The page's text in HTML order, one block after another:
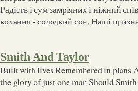
Радість і сум замріяних і ніжний
кохання - солодкий сон, Наші
Smith And Taylor
Built with lives Remembered in plans
the glory of just one man Should